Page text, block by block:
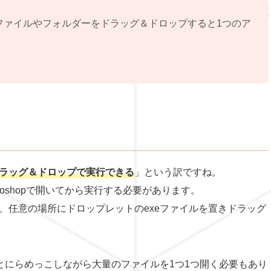
イルやフォルダーをドラッグ＆ドロップすると1つのア
ッグ＆ドロップで実行できる 」という訳ですね。
で開いてから実行する必要があります。
任意の場所にドロップレットのexeファイルを置きドラッグ
らめっこしながら大量のファイルを1つ1つ開く必要もあり